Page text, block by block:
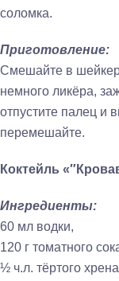
соломка.
Приготовление:
Смешайте в
немного ликёра,
отпустите палец и
перемешайте.
Коктейль
Ингредиенты:
60 мл водки,
120 г томатного
½ ч.л. тёртого